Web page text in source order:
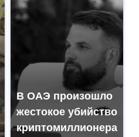
В ОАЭ произошло
жестокое убийство
криптомиллионера